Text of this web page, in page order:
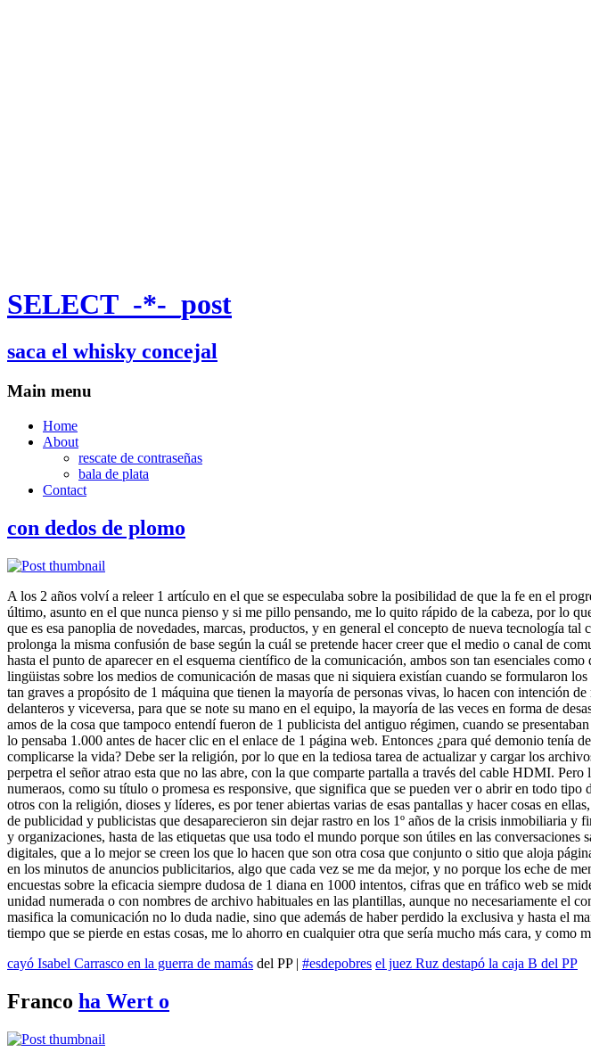
SELECT_-*-_post
saca el whisky concejal
Main menu
Home
About
rescate de contraseñas
bala de plata
Contact
con dedos de plomo
A los 2 años volví a releer 1 artículo en el que se especulaba sobre la posibilidad de que la fe en el
último, asunto en el que nunca pienso y si me pillo pensando, me lo quito rápido de la cabeza, por lo
que es esa panoplia de novedades, marcas, productos, y en general el concepto de nueva tecnología
prolonga la misma confusión de base según la cuál se pretende hacer creer que el medio o canal de
hasta el punto de aparecer en el esquema científico de la comunicación, ambos son tan esenciales
lingüistas sobre los medios de comunicación de masas que ni siquiera existían cuando se formularon
tan graves a propósito de 1 máquina que tienen la mayoría de personas vivas, lo hacen con intención
delanteros y viceversa, para que se note su mano en el equipo, la mayoría de las veces en forma de
amos de la cosa que tampoco entendí fueron de 1 publicista del antiguo régimen, cuando se
lo pensaba 1.000 antes de hacer clic en el enlace de 1 página web. Entonces ¿para qué demonio tenía
complicarse la vida? Debe ser la religión, por lo que en la tediosa tarea de actualizar y cargar los
perpetra el señor atrao esta que no las abre, con la que comparte partalla a través del cable HDMI.
numeraos, como su título o promesa es responsive, que significa que se pueden ver o abrir en todo
otros con la religión, dioses y líderes, es por tener abiertas varias de esas pantallas y hacer cosas en
de publicidad y publicistas que desaparecieron sin dejar rastro en los 1º años de la crisis inmobiliaria
y organizaciones, hasta de las etiquetas que usa todo el mundo porque son útiles en las
digitales, que a lo mejor se creen los que lo hacen que son otra cosa que conjunto o sitio que aloja
en los minutos de anuncios publicitarios, algo que cada vez se me da mejor, y no porque los eche de
encuestas sobre la eficacia siempre dudosa de 1 diana en 1000 intentos, cifras que en tráfico web se
unidad numerada o con nombres de archivo habituales en las plantillas, aunque no necesariamente el
masifica la comunicación no lo duda nadie, sino que además de haber perdido la exclusiva y hasta el
tiempo que se pierde en estas cosas, me lo ahorro en cualquier otra que sería mucho más cara, y como
cayó Isabel Carrasco en la guerra de mamás del PP| #esdepobres el juez Ruz destapó la caja B del PP
Franco ha Wert o